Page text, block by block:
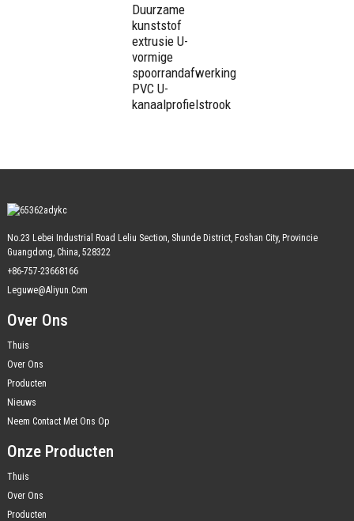
Duurzame
kunststof
extrusie U-
vormige
spoorrandafwerking
PVC U-
kanaalprofielstrook
No.23 Lebei Industrial Road Leliu Section, Shunde District, Foshan City, Provincie
Guangdong, China, 528322
+86-757-23668166
Leguwe@aliyun.com
Over Ons
Thuis
Over Ons
Producten
Nieuws
Neem Contact Met Ons Op
Onze Producten
Thuis
Over Ons
Producten